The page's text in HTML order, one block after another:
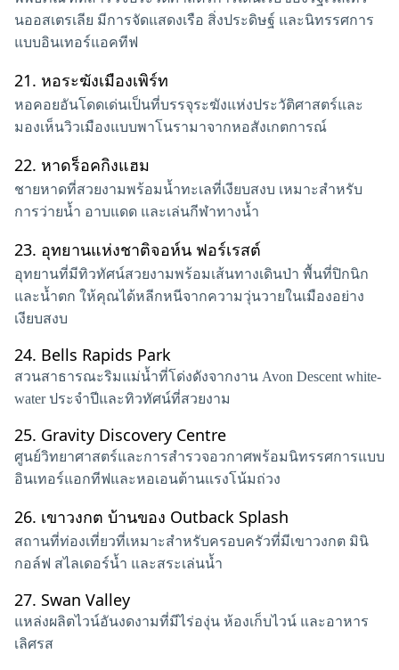
นออสเตรเลีย มีการจัดแสดงเรือ สิ่งประดิษฐ์ และนิทรรศการ
แบบอินเทอร์แอคทีฟ
21. หอระฆังเมืองเพิร์ท
หอคอยอันโดดเด่นเป็นที่บรรจุระฆังแห่งประวัติศาสตร์และ
มองเห็นวิวเมืองแบบพาโนรามาจากหอสังเกตการณ์
22. หาดร็อคกิงแฮม
ชายหาดที่สวยงามพร้อมน้ำทะเลที่เงียบสงบ เหมาะสำหรับ
การว่ายน้ำ อาบแดด และเล่นกีฬาทางน้ำ
23. อุทยานแห่งชาติจอห์น ฟอร์เรสต์
อุทยานที่มีทิวทัศน์สวยงามพร้อมเส้นทางเดินป่า พื้นที่ปิกนิก
และน้ำตก ให้คุณได้หลีกหนีจากความวุ่นวายในเมืองอย่าง
เงียบสงบ
24. Bells Rapids Park
สวนสาธารณะริมแม่น้ำที่โด่งดังจากงาน Avon Descent white-
water ประจำปีและทิวทัศน์ที่สวยงาม
25. Gravity Discovery Centre
ศูนย์วิทยาศาสตร์และการสำรวจอวกาศพร้อมนิทรรศการแบบ
อินเทอร์แอกทีฟและหอเอนต้านแรงโน้มถ่วง
26. เขาวงกต บ้านของ Outback Splash
สถานที่ท่องเที่ยวที่เหมาะสำหรับครอบครัวที่มีเขาวงกต มินิ
กอล์ฟ สไลเดอร์น้ำ และสระเล่นน้ำ
27. Swan Valley
แหล่งผลิตไวน์อันงดงามที่มีไร่องุ่น ห้องเก็บไวน์ และอาหาร
เลิศรส